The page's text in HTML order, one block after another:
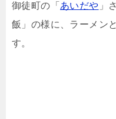
御徒町の「 あいだや 」
飯」の様に、ラーメン
す。